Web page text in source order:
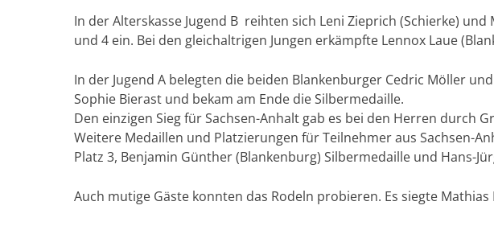
In der Alterskasse Jugend B reihten sich Leni Zieprich (Schierke)
und 4 ein. Bei den gleichaltrigen Jungen erkämpfte Lennox Laue
In der Jugend A belegten die beiden Blankenburger Cedric Möller
Sophie Bierast und bekam am Ende die Silbermedaille.
Den einzigen Sieg für Sachsen-Anhalt gab es bei den Herren durch
Weitere Medaillen und Platzierungen für Teilnehmer aus Sachsen-
Platz 3, Benjamin Günther (Blankenburg) Silbermedaille und Hans-
Auch mutige Gäste konnten das Rodeln probieren. Es siegte